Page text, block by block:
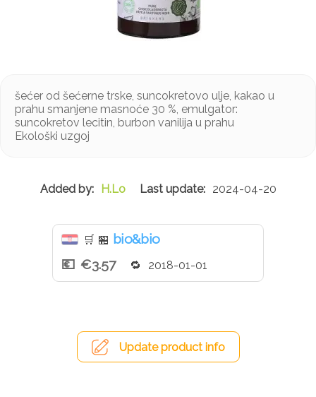
šećer od šećerne trske, suncokretovo ulje, kakao u
prahu smanjene masnoće 30 %, emulgator:
suncokretov lecitin, burbon vanilija u prahu
Ekološki uzgoj
H.Lo 2024-04-20
🛒 🏪 bio&bio
€3.57
2018-01-01
Update product info